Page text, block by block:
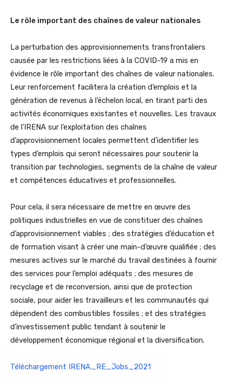
Le rôle important des chaînes de valeur nationales
La perturbation des approvisionnements transfrontaliers
causée par les restrictions liées à la COVID-19 a mis en
évidence le rôle important des chaînes de valeur nationales.
Leur renforcement facilitera la création d’emplois et la
génération de revenus à l’échelon local, en tirant parti des
activités économiques existantes et nouvelles. Les travaux
de l’IRENA sur l’exploitation des chaînes
d’approvisionnement locales permettent d’identifier les
types d’emplois qui seront nécessaires pour soutenir la
transition par technologies, segments de la chaîne de valeur
et compétences éducatives et professionnelles.
Pour cela, il sera nécessaire de mettre en œuvre des
politiques industrielles en vue de constituer des chaînes
d’approvisionnement viables ; des stratégies d’éducation et
de formation visant à créer une main-d’œuvre qualifiée ; des
mesures actives sur le marché du travail destinées à fournir
des services pour l’emploi adéquats ; des mesures de
recyclage et de reconversion, ainsi que de protection
sociale, pour aider les travailleurs et les communautés qui
dépendent des combustibles fossiles ; et des stratégies
d’investissement public tendant à soutenir le
développement économique régional et la diversification.
Téléchargement IRENA_RE_Jobs_2021